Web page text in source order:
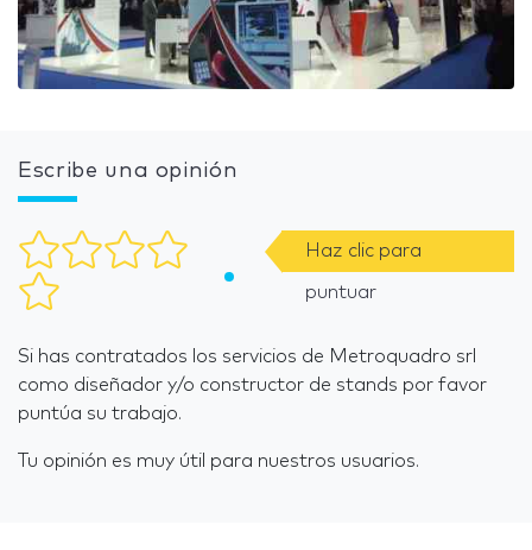
Escribe una opinión
Haz clic para
puntuar
Si has contratados los servicios de Metroquadro srl
como diseñador y/o constructor de stands por favor
puntúa su trabajo.
Tu opinión es muy útil para nuestros usuarios.